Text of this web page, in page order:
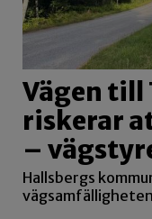
Vägen till
riskerar
–
Hallsbergs